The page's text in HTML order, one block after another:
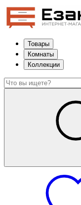
Товары
Комнаты
Коллекции